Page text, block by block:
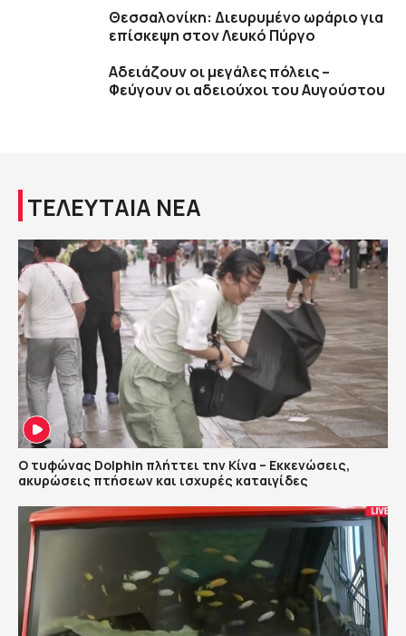
Θεσσαλονίκη: Διευρυμένο ωράριο για
επίσκεψη στον Λευκό Πύργο
Αδειάζουν οι μεγάλες πόλεις –
Φεύγουν οι αδειούχοι του Αυγούστου
ΤΕΛΕΥΤΑΙΑ ΝΕΑ
Ο τυφώνας Dolphin πλήττει την Κίνα – Εκκενώσεις,
ακυρώσεις πτήσεων και ισχυρές καταιγίδες